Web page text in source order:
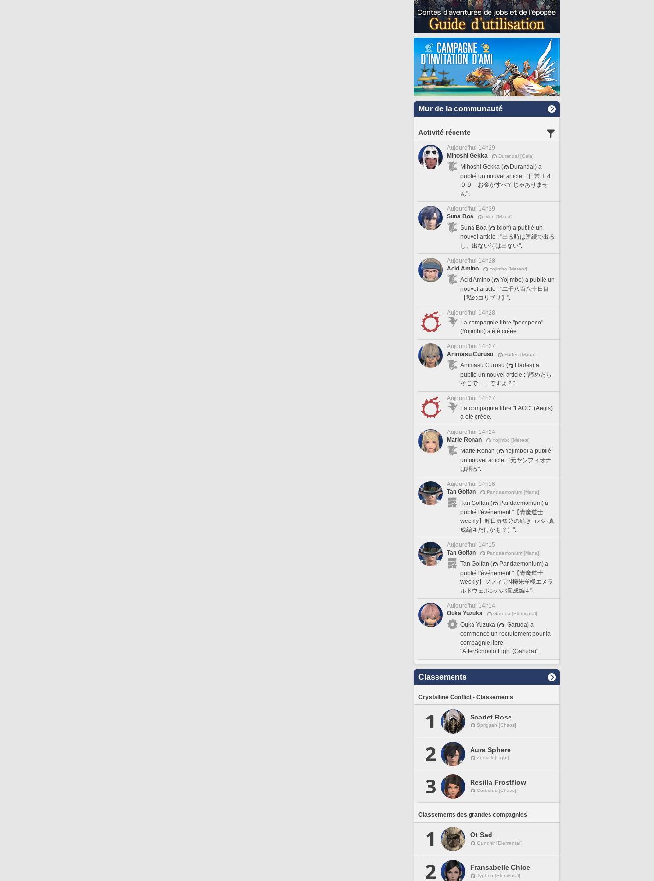
Mur de la communauté
Activité récente
Aujourd'hui 14h29
Mihoshi Gekka
Durandal [Gaia]
Mihoshi Gekka (
Durandal) a
publié un nouvel article : "日常１４
０９ お金がすべてじゃありませ
ん".
Aujourd'hui 14h29
Suna Boa
Ixion [Mana]
Suna Boa (
Ixion) a publié un
nouvel article : "出る時は連続で出る
し、出ない時は出ない".
Aujourd'hui 14h28
Acid Amino
Yojimbo [Meteor]
Acid Amino (
Yojimbo) a publié un
nouvel article : "二千八百八十日目
【私のコリブリ】".
Aujourd'hui 14h28
La compagnie libre "pecopeco"
(Yojimbo) a été créée.
Aujourd'hui 14h27
Animasu Curusu
Hades [Mana]
Animasu Curusu (
Hades) a
publié un nouvel article : "諦めたら
そこで……ですよ？".
Aujourd'hui 14h27
La compagnie libre "FACC" (Aegis)
a été créée.
Aujourd'hui 14h24
Marie Ronan
Yojimbo [Meteor]
Marie Ronan (
Yojimbo) a publié
un nouvel article : "元ヤンフィオナ
は語る".
Aujourd'hui 14h16
Tan Golfan
Pandaemonium [Mana]
Tan Golfan (
Pandaemonium) a
publié l'événement "【青魔道士
weekly】昨日募集分の続き（バハ真
成編４だけかも？）".
Aujourd'hui 14h15
Tan Golfan
Pandaemonium [Mana]
Tan Golfan (
Pandaemonium) a
publié l'événement "【青魔道士
weekly】ソフィアN極朱雀極エメラ
ルドウェポンハバ真成編４".
Aujourd'hui 14h14
Ouka Yuzuka
Garuda [Elemental]
Ouka Yuzuka (
Garuda) a
commencé un recrutement pour la
compagnie libre
"AfterSchoolofLight (Garuda)".
Classements
Crystalline Conflict - Classements
1 Scarlet Rose
Spriggan [Chaos]
2 Aura Sphere
Zodiark [Light]
3 Resilla Frostflow
Cerberus [Chaos]
Classements des grandes compagnies
1 Ot Sad
Gungnir [Elemental]
2 Fransabelle Chloe
Typhon [Elemental]